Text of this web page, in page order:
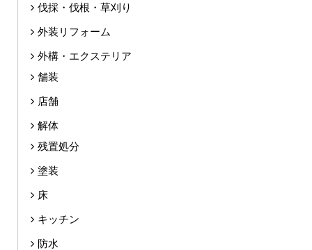
伐採・伐根・草刈り
外装リフォーム
外構・エクステリア
舗装
店舗
解体
残置処分
塗装
床
キッチン
防水